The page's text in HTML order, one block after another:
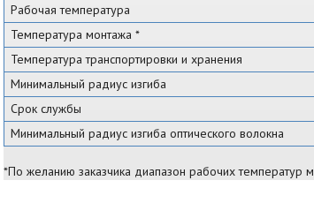
Рабочая температура
Температура монтажа *
Температура транспортировки и хранения
Минимальный радиус изгиба
Срок службы
Минимальный радиус изгиба оптического волокна
*По желанию заказчика диапазон рабочих температур